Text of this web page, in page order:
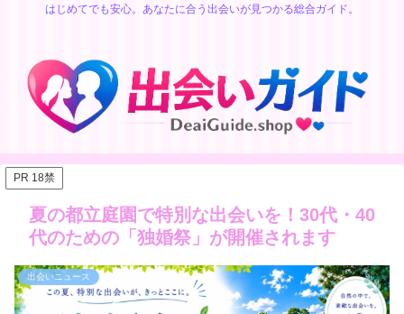
はじめてでも安心。あなたに合う出会いが見つかる総合ガイド。
PR 18禁
夏の都立庭園で特別な出会いを！30代・40
代のための「独婚祭」が開催されます
出会いニュース